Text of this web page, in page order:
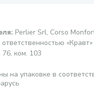
: Perlier Srl, Corso
ком. 103
на упаковке в